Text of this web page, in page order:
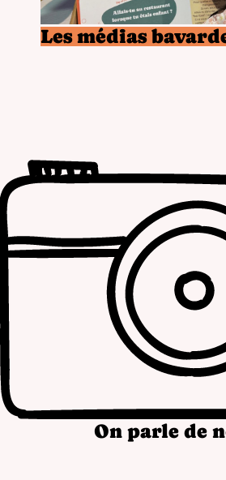
Les médias
On parle de